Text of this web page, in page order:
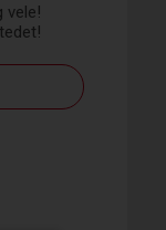
vele!